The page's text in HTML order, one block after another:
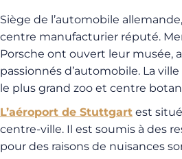
Siège de l’automobile allemande,
centre manufacturier réputé.
Porsche ont ouvert leur musée,
passionnés d’automobile. La
le plus grand zoo et centre
L’aéroport de Stuttgart est
centre-ville. Il est soumis à des
pour des raisons de nuisances